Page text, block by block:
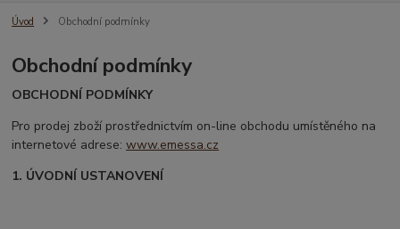
Úvod Obchodní podmínky
Obchodní podmínky
OBCHODNÍ PODMÍNKY
Pro prodej zboží prostřednictvím on-line obchodu umístěného na
internetové adrese:www.emessa.cz
1. ÚVODNÍ USTANOVENÍ